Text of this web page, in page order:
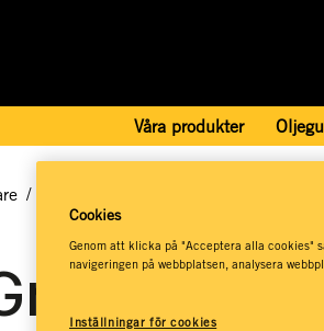
Våra produkter
/
Cookies
Genom att klicka på "Acceptera alla cookies"
navigeringen på webbplatsen, analysera
Inställningar för cookies